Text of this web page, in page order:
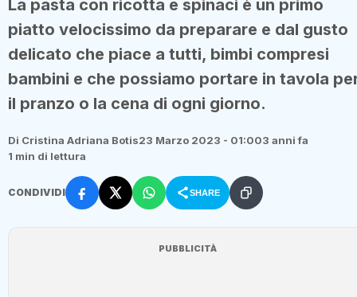
La pasta con ricotta e spinaci è un primo
piatto velocissimo da preparare e dal gusto
delicato che piace a tutti, bimbi compresi
bambini e che possiamo portare in tavola
il pranzo o la cena di ogni giorno.
Di Cristina Adriana Botis23 Marzo 2023 - 01:003 anni fa
1 min di lettura
CONDIVIDI SHARE
PUBBLICITÀ